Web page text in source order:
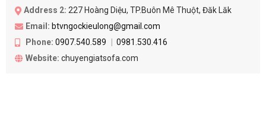
Address 2: 227 Hoàng Diệu, TP.Buôn Mê Thuột, Đăk Lăk
Email: btvngockieulong@gmail.com
Phone: 0907.540.589
0981.530.416
Website: chuyengiatsofa.com